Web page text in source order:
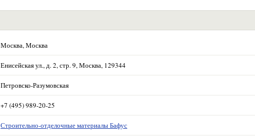
Москва, Москва
Енисейская ул., д. 2, стр. 9, Москва, 129344
Петровско-Разумовская
+7 (495) 989-20-25
Строительно-отделочные материалы Бафус